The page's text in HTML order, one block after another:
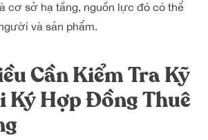
cơ sở hạ tầng, nguồn lực đó có thể
và sản phẩm.
Cần Kiểm Tra Kỹ
Ký Hợp Đồng Thuê